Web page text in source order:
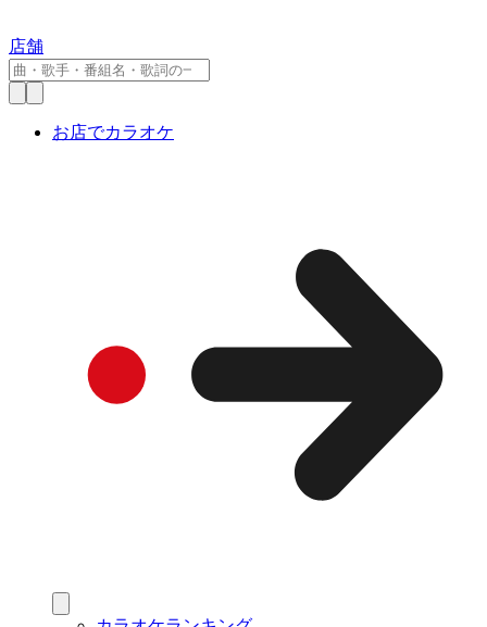
店舗
お店でカラオケ